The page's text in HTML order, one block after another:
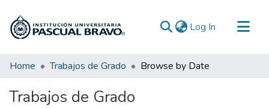
Log In (current)
Communities & Collections
Home Trabajos de Grado Browse by Date
Trabajos de Grado